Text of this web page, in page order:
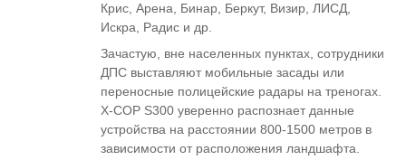
Крис, Арена, Бинар, Беркут, Визир, ЛИСД,
Искра, Радис и др.
Зачастую, вне населенных пунктах, сотрудники
ДПС выставляют мобильные засады или
переносные полицейские радары на треногах.
Х-СОР S300 уверенно распознает данные
устройства на расстоянии 800-1500 метров в
зависимости от расположения ландшафта.